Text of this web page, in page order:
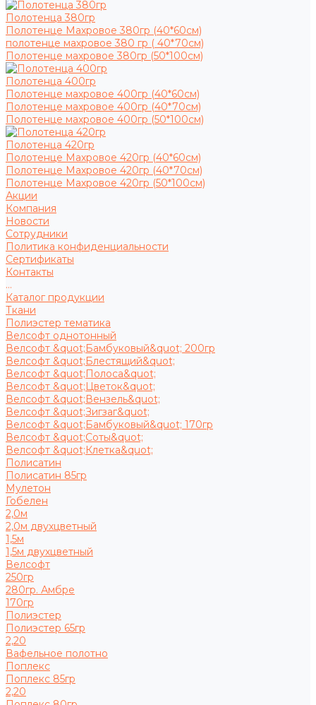
Полотенца 380гр
Полотенце Махровое 380гр (40*60см)
полотенце махровое 380 гр ( 40*70см)
Полотенце махровое 380гр (50*100см)
Полотенца 400гр
Полотенце махровое 400гр (40*60см)
Полотенце махровое 400гр (40*70см)
Полотенце махровое 400гр (50*100см)
Полотенца 420гр
Полотенце Махровое 420гр (40*60см)
Полотенце Махровое 420гр (40*70см)
Полотенце Махровое 420гр (50*100см)
Акции
Компания
Новости
Сотрудники
Политика конфиденциальности
Сертификаты
Контакты
...
Каталог продукции
Ткани
Полиэстер тематика
Велсофт однотонный
Велсофт &quot;Бамбуковый&quot; 200гр
Велсофт &quot;Блестящий&quot;
Велсофт &quot;Полоса&quot;
Велсофт &quot;Цветок&quot;
Велсофт &quot;Вензель&quot;
Велсофт &quot;Зигзаг&quot;
Велсофт &quot;Бамбуковый&quot; 170гр
Велсофт &quot;Соты&quot;
Велсофт &quot;Клетка&quot;
Полисатин
Полисатин 85гр
Мулетон
Гобелен
2,0м
2,0м двухцветный
1,5м
1,5м двухцветный
Велсофт
250гр
280гр. Амбре
170гр
Полиэстер
Полиэстер 65гр
2,20
Вафельное полотно
Поплекс
Поплекс 85гр
2,20